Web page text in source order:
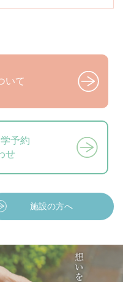
いて
予約
せ
施設の方へ